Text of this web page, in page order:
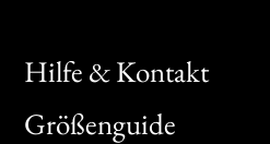
Hilfe & Kontakt
Größenguide